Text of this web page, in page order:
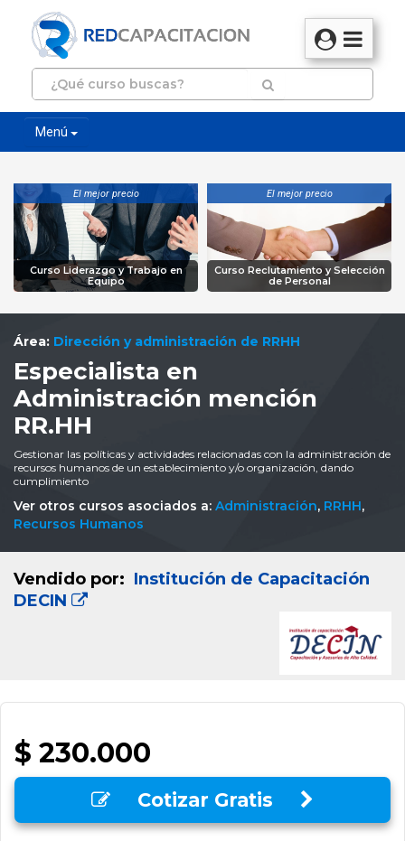
Menú
El mejor precio
Curso Liderazgo y Trabajo en
Equipo
El mejor precio
Curso Reclutamiento y Selección
de Personal
Área: Dirección y administración de RRHH
Especialista en
Administración mención
RR.HH
Gestionar las políticas y actividades relacionadas con la administración de
recursos humanos de un establecimiento y/o organización, dando
cumplimiento
Ver otros cursos asociados a: Administración, RRHH,
Recursos Humanos
Vendido por: Institución de Capacitación
DECIN
$ 230.000
Cotizar Gratis